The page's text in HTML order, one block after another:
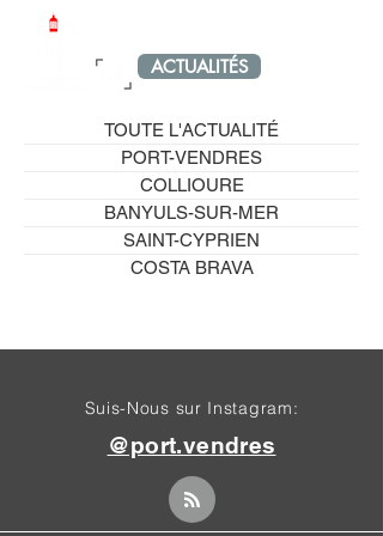
ACTUALITÉS
TOUTE L'ACTUALITÉ
PORT-VENDRES
COLLIOURE
BANYULS-SUR-MER
SAINT-CYPRIEN
COSTA BRAVA
Suis-Nous sur Instagram:
@port.vendres